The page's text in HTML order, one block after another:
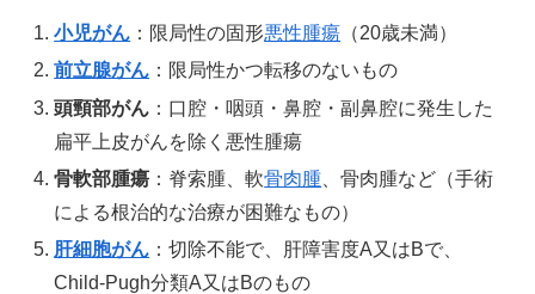
小児がん ：限局性の固形悪性腫瘍 （20歳未満）
前立腺がん ：限局性かつ転移のないもの
頭頸部がん ：口腔・咽頭・鼻腔・副鼻腔に発生した
扁平上皮がんを除く悪性腫瘍
骨軟部腫瘍 ：脊索腫、軟骨肉腫 、骨肉腫など（手術
による根治的な治療が困難なもの）
肝細胞がん ：切除不能で、肝障害度A又はBで、
Child-Pugh分類A又はBのもの